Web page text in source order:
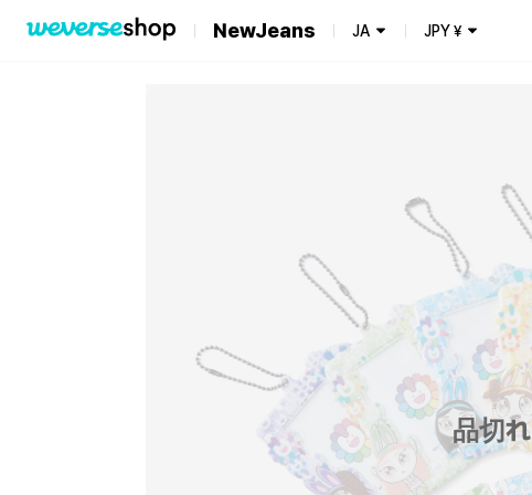
NewJeans JA JPY¥
品切れ